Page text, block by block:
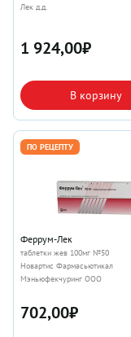
Лек д.д.
1 924,00₽
В корзину
ПО РЕЦЕПТУ
Феррум-Лек
таблетки жев 100мг №50
Новартис Фармасьютикал
Мэньюфекчуринг ООО
702,00₽